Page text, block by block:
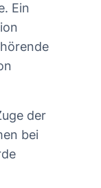
Ein
der
bei